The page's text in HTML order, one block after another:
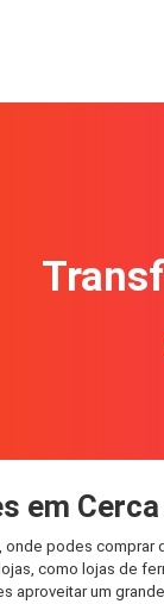
em
podes comprar
como lojas de
aproveitar um